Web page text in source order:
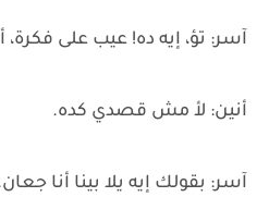
آسر: تؤ، إيه ده! عيب على فكرة،
أنين: لأ مش قصدي كده.
آسر: بقولك إيه يلا بينا أنا